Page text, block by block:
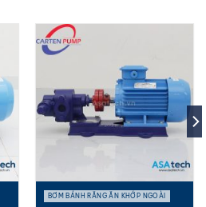
BƠM BÁNH RĂNG ĂN KHỚP NGOÀI